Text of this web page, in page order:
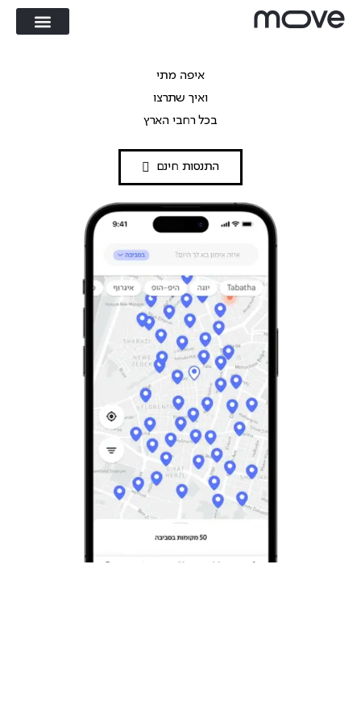
איפה מתי
ואיך שתרצו
בכל רחבי הארץ
התנסות חינם